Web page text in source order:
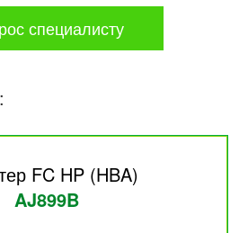
специалисту
FC HP (HBA)
AJ899B